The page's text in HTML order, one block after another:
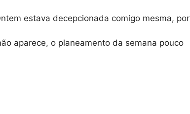
estava decepcionada comigo mesma, por
aparece, o planeamento da semana pouco